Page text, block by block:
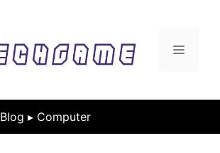
MENU
Blog ▸ Computer